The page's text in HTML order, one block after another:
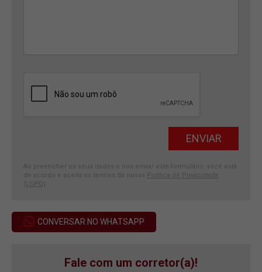
Ao preencher os seus dados e nos enviar este formulário, você está
de acordo e aceita os termos da nossa Política de Privacidade
(LGPD)
CONVERSAR NO WHATSAPP
Fale com um corretor(a)!